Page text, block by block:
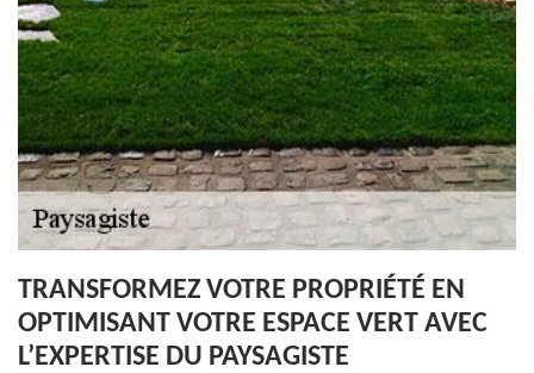
TRANSFORMEZ VOTRE PROPRIÉTÉ EN
OPTIMISANT VOTRE ESPACE VERT AVEC
L’EXPERTISE DU PAYSAGISTE